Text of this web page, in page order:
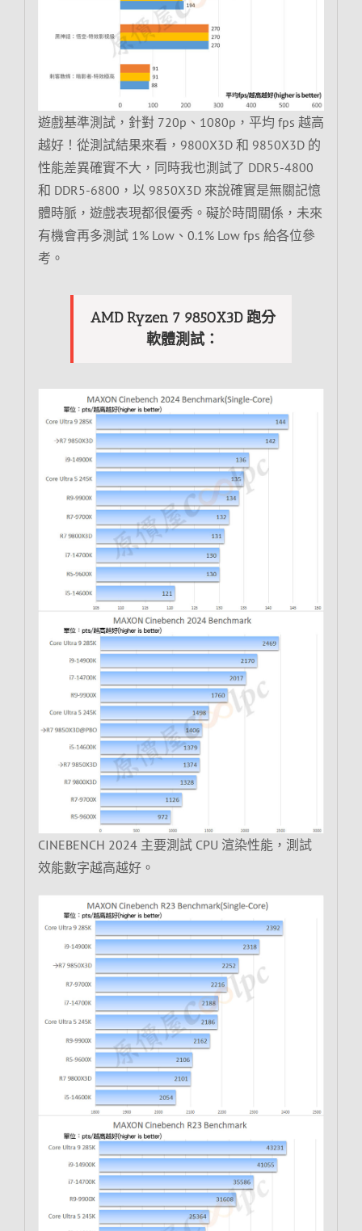
遊戲基準測試，針對 720p、1080p，平均 fps 越高
越好！從測試結果來看，9800X3D 和 9850X3D 的
性能差異確實不大，同時我也測試了 DDR5-4800
和 DDR5-6800，以 9850X3D 來說確實是無關記憶
體時脈，遊戲表現都很優秀。礙於時間關係，未來
有機會再多測試 1% Low、0.1% Low fps 給各位參
考。
AMD Ryzen 7 9850X3D 跑分
軟體測試：
CINEBENCH 2024 主要測試 CPU 渲染性能，測試
效能數字越高越好。